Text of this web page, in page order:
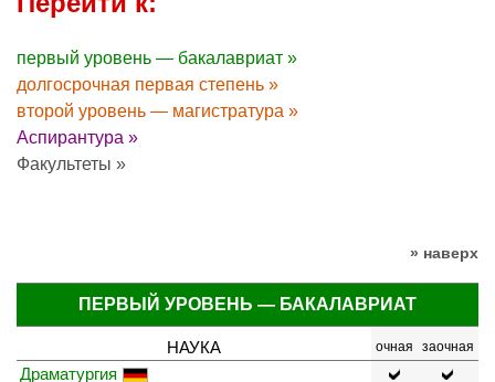
первый уровень — бакалавриат »
долгосрочная первая степень »
второй уровень — магистратура »
Аспирантура »
Факультеты »
» наверх
ПЕРВЫЙ УРОВЕНЬ — БАКАЛАВРИАТ
НАУКА очная заочная
Драматургия